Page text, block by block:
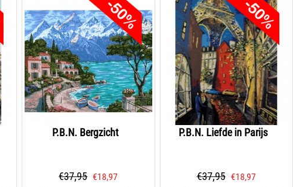
P.B.N. Bergzicht
€37,95 €18,97
P.B.N. Liefde in Parijs
€37,95 €18,97